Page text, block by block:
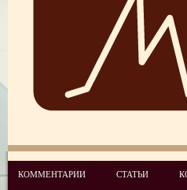
КОММЕНТАРИИ СТАТЬИ